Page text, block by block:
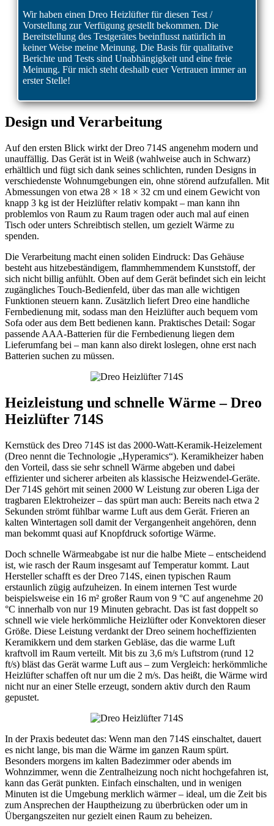
Wir haben einen Dreo Heizlüfter für diesen Test /
Vorstellung zur Verfügung gestellt bekommen. Die
Bereitstellung des Testgerätes beeinflusst natürlich in
keiner Weise meine Meinung. Die Basis für qualitative
Berichte und Tests sind Unabhängigkeit und eine freie
Meinung. Für mich steht deshalb euer Vertrauen immer an
erster Stelle!
Design und Verarbeitung
Auf den ersten Blick wirkt der Dreo 714S angenehm modern und
unauffällig. Das Gerät ist in Weiß (wahlweise auch in Schwarz)
erhältlich und fügt sich dank seines schlichten, runden Designs in
verschiedenste Wohnumgebungen ein, ohne störend aufzufallen. Mit
Abmessungen von etwa 28 × 18 × 32 cm und einem Gewicht von
knapp 3 kg ist der Heizlüfter relativ kompakt – man kann ihn
problemlos von Raum zu Raum tragen oder auch mal auf einen
Tisch oder unters Schreibtisch stellen, um gezielt Wärme zu
spenden.
Die Verarbeitung macht einen soliden Eindruck: Das Gehäuse
besteht aus hitzebeständigem, flammhemmendem Kunststoff, der
sich nicht billig anfühlt. Oben auf dem Gerät befindet sich ein leicht
zugängliches Touch-Bedienfeld, über das man alle wichtigen
Funktionen steuern kann. Zusätzlich liefert Dreo eine handliche
Fernbedienung mit, sodass man den Heizlüfter auch bequem vom
Sofa oder aus dem Bett bedienen kann. Praktisches Detail: Sogar
passende AAA-Batterien für die Fernbedienung liegen dem
Lieferumfang bei – man kann also direkt loslegen, ohne erst nach
Batterien suchen zu müssen.
Heizleistung und schnelle Wärme – Dreo
Heizlüfter 714S
Kernstück des Dreo 714S ist das 2000-Watt-Keramik-Heizelement
(Dreo nennt die Technologie „Hyperamics“). Keramikheizer haben
den Vorteil, dass sie sehr schnell Wärme abgeben und dabei
effizienter und sicherer arbeiten als klassische Heizwendel-Geräte.
Der 714S gehört mit seinen 2000 W Leistung zur oberen Liga der
tragbaren Elektroheizer – das spürt man auch: Bereits nach etwa 2
Sekunden strömt fühlbar warme Luft aus dem Gerät. Frieren an
kalten Wintertagen soll damit der Vergangenheit angehören, denn
man bekommt quasi auf Knopfdruck sofortige Wärme.
Doch schnelle Wärmeabgabe ist nur die halbe Miete – entscheidend
ist, wie rasch der Raum insgesamt auf Temperatur kommt. Laut
Hersteller schafft es der Dreo 714S, einen typischen Raum
erstaunlich zügig aufzuheizen. In einem internen Test wurde
beispielsweise ein 16 m² großer Raum von 9 °C auf angenehme 20
°C innerhalb von nur 19 Minuten gebracht. Das ist fast doppelt so
schnell wie viele herkömmliche Heizlüfter oder Konvektoren dieser
Größe. Diese Leistung verdankt der Dreo seinem hocheffizienten
Keramikkern und dem starken Gebläse, das die warme Luft
kraftvoll im Raum verteilt. Mit bis zu 3,6 m/s Luftstrom (rund 12
ft/s) bläst das Gerät warme Luft aus – zum Vergleich: herkömmliche
Heizlüfter schaffen oft nur um die 2 m/s. Das heißt, die Wärme wird
nicht nur an einer Stelle erzeugt, sondern aktiv durch den Raum
gepustet.
In der Praxis bedeutet das: Wenn man den 714S einschaltet, dauert
es nicht lange, bis man die Wärme im ganzen Raum spürt.
Besonders morgens im kalten Badezimmer oder abends im
Wohnzimmer, wenn die Zentralheizung noch nicht hochgefahren ist,
kann das Gerät punkten. Einfach einschalten, und in wenigen
Minuten ist die Umgebung merklich wärmer – ideal, um die Zeit bis
zum Ansprechen der Hauptheizung zu überbrücken oder um in
Übergangszeiten nur gezielt einen Raum zu beheizen.